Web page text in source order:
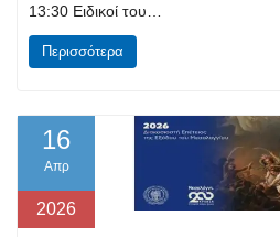
13:30 Ειδικοί του…
Περισσότερα
16
Απρ
2026